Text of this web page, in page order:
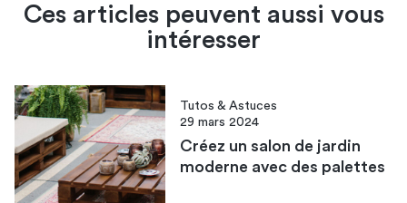
Ces articles peuvent aussi vous
intéresser
Tutos & Astuces
29 mars 2024
Créez un salon de jardin
moderne avec des palettes